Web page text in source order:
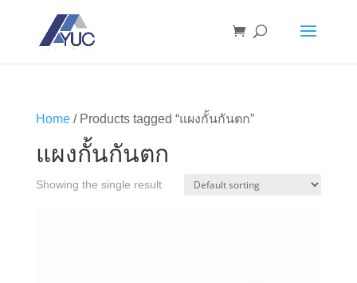
Home/ Products tagged “แผงกั้นกันตก”
แผงกั้นกันตก
Showing the single result